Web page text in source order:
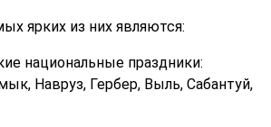
ярких из них являются:
национальные праздники:
Навруз, Гербер, Выль, Сабантуй,